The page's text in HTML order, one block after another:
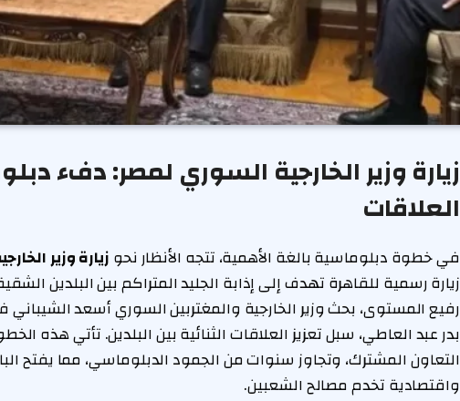
زيارة وزير الخارجية السوري لمصر: دفء
العلاقات
في خطوة دبلوماسية بالغة الأهمية، تتجه الأنظار نحو زيارة وزير
زيارة رسمية للقاهرة تهدف إلى إذابة الجليد المتراكم بين البلدين
رفيع المستوى، بحث وزير الخارجية والمغتربين السوري أسعد
بدر عبد العاطي، سبل تعزيز العلاقات الثنائية بين البلدين. تأتي هذه
التعاون المشترك، وتجاوز سنوات من الجمود الدبلوماسي، مما يفتح
واقتصادية تخدم مصالح الشعبين.